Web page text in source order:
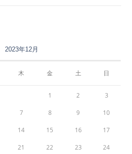
2023年12月
木 金 土 日
1 2 3
7 8 9 10
14 15 16 17
21 22 23 24